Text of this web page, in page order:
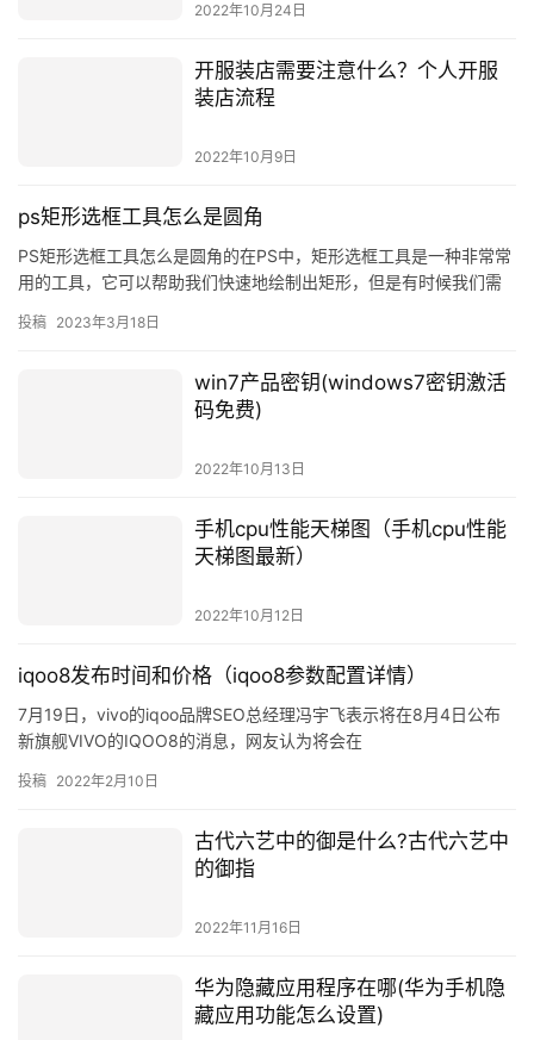
2022年10月24日
开服装店需要注意什么？个人开服
装店流程
2022年10月9日
ps矩形选框工具怎么是圆角
PS矩形选框工具怎么是圆角的在PS中，矩形选框工具是一种非常常
用的工具，它可以帮助我们快速地绘制出矩形，但是有时候我们需
投稿 2023年3月18日
win7产品密钥(windows7密钥激活
码免费)
2022年10月13日
手机cpu性能天梯图（手机cpu性能
天梯图最新）
2022年10月12日
iqoo8发布时间和价格（iqoo8参数配置详情）
7月19日，vivo的iqoo品牌SEO总经理冯宇飞表示将在8月4日公布
新旗舰VIVO的IQOO8的消息，网友认为将会在
投稿 2022年2月10日
古代六艺中的御是什么?古代六艺中
的御指
2022年11月16日
华为隐藏应用程序在哪(华为手机隐
藏应用功能怎么设置)